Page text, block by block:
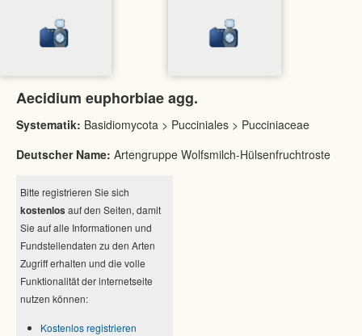
Aecidium euphorbiae agg.
Systematik: Basidiomycota > Pucciniales > Pucciniaceae
Deutscher Name: Artengruppe Wolfsmilch-Hülsenfruchtroste
Bitte registrieren Sie sich
kostenlos auf den Seiten, damit
Sie auf alle Informationen und
Fundstellendaten zu den Arten
Zugriff erhalten und die volle
Funktionalität der internetseite
nutzen können:
Kostenlos registrieren